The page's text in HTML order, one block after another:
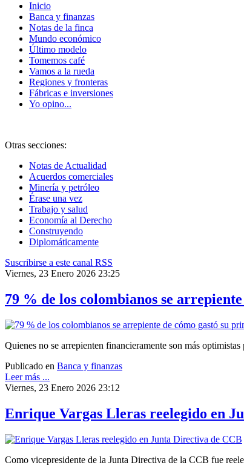
Inicio
Banca y finanzas
Notas de la finca
Mundo económico
Último modelo
Tomemos café
Vamos a la rueda
Regiones y fronteras
Fábricas e inversiones
Yo opino...
Otras secciones:
Notas de Actualidad
Acuerdos comerciales
Minería y petróleo
Érase una vez
Trabajo y salud
Economía al Derecho
Construyendo
Diplomáticamente
Suscribirse a este canal RSS
Viernes, 23 Enero 2026 23:25
79 % de los colombianos se
Quienes no se arrepienten financieramente son más
Publicado en Banca y finanzas
Leer más ...
Viernes, 23 Enero 2026 23:12
Enrique Vargas Lleras reelegido en
Como vicepresidente de la Junta Directiva de la CCB fue